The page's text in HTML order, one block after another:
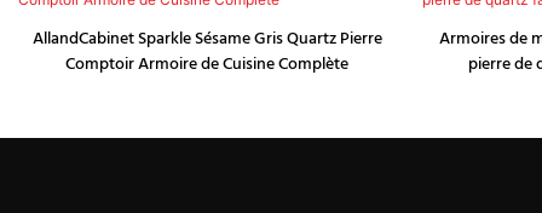
AllandCabinet Sparkle Sésame Gris Quartz Pierre
Comptoir Armoire de Cuisine Complète
Armoires de
pierre de